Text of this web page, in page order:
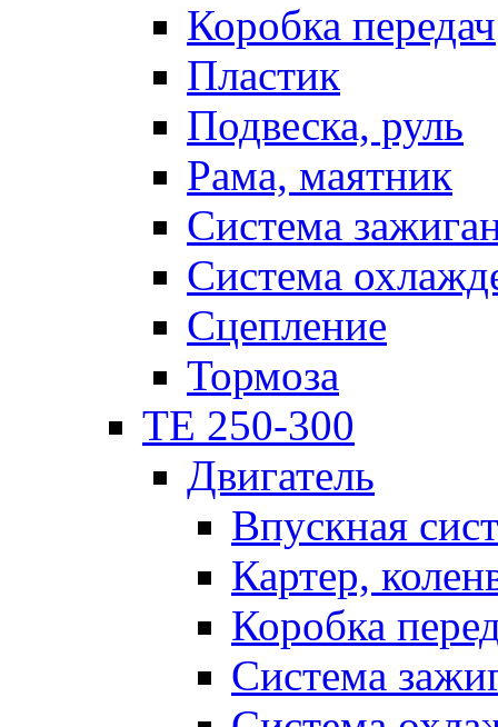
Коробка передач
Пластик
Подвеска, руль
Рама, маятник
Система
Система
Сцепление
Тормоза
TE 250-300
Двигатель
Впускная
Картер,
Коробка
Система